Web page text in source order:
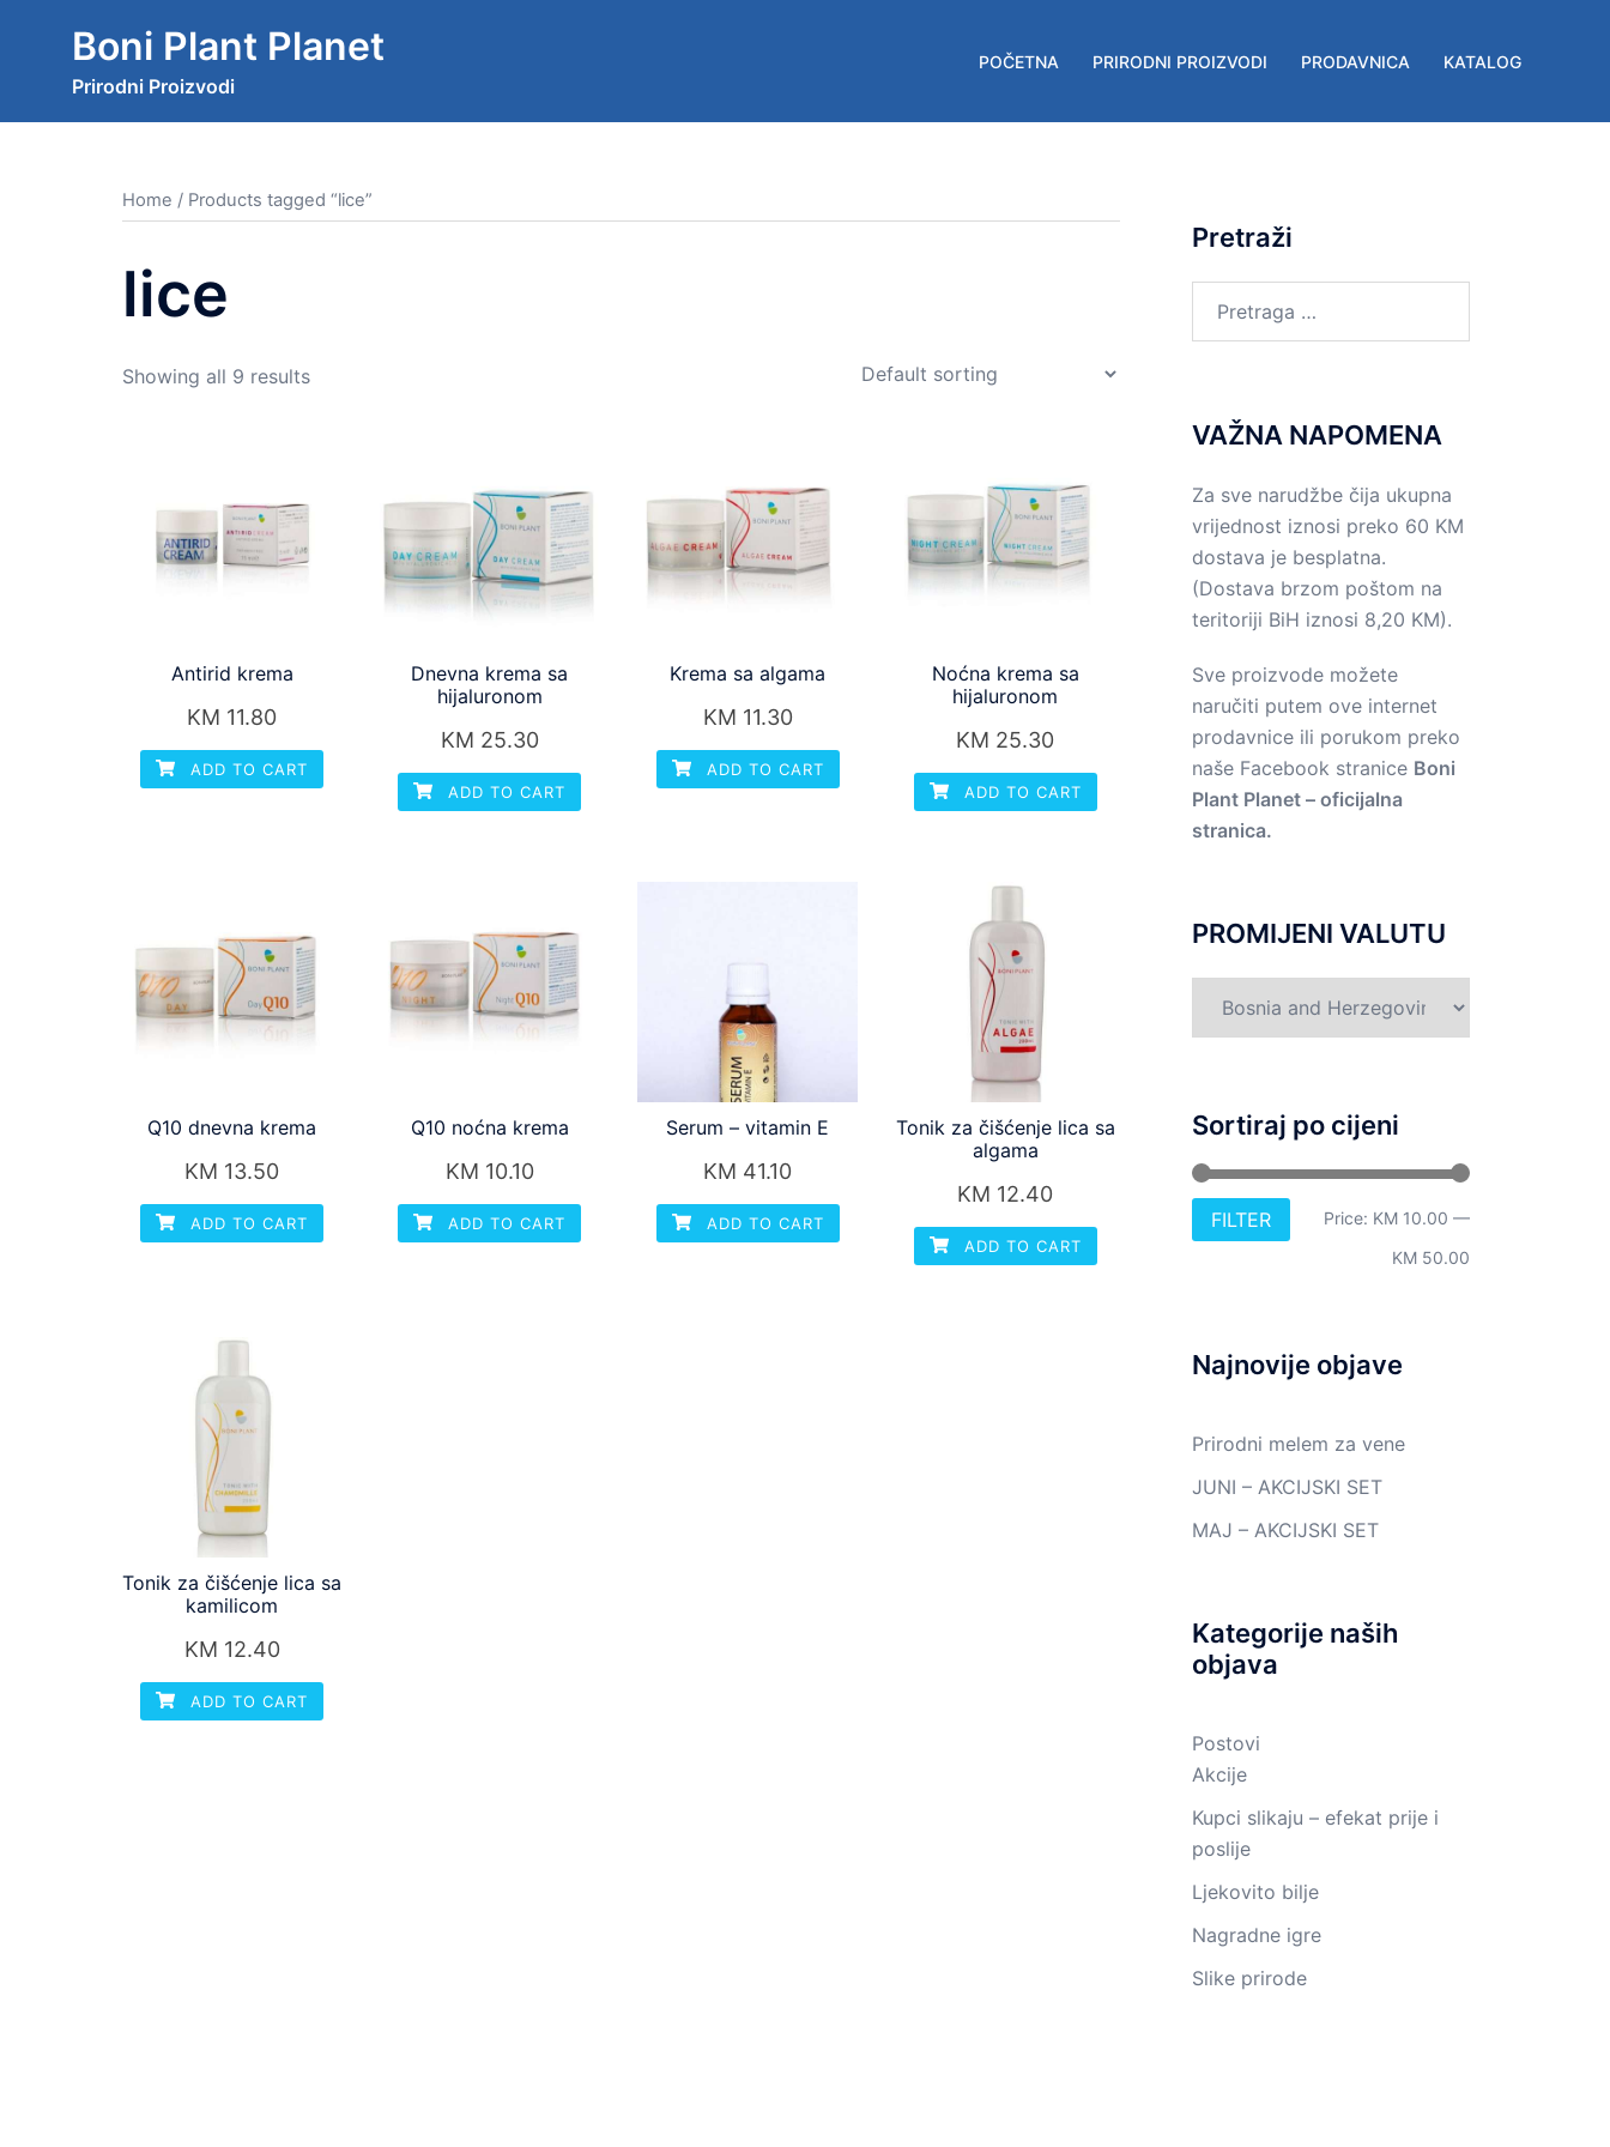
Boni Plant Planet
Prirodni Proizvodi
POČETNA PRIRODNI PROIZVODI PRODAVNICA KATALOG
Home / Products tagged “lice”
lice
Showing all 9 results
Antirid krema
KM 11.80
ADD TO CART
Dnevna krema sa
hijaluronom
KM 25.30
ADD TO CART
Krema sa algama
KM 11.30
ADD TO CART
Noćna krema sa
hijaluronom
KM 25.30
ADD TO CART
Q10 dnevna krema
KM 13.50
ADD TO CART
Q10 noćna krema
KM 10.10
ADD TO CART
Serum – vitamin E
KM 41.10
ADD TO CART
Tonik za čišćenje lica sa
algama
KM 12.40
ADD TO CART
Tonik za čišćenje lica sa
kamilicom
KM 12.40
ADD TO CART
Pretraži
VAŽNA NAPOMENA
Za sve narudžbe čija ukupna
vrijednost iznosi preko 60 KM
dostava je besplatna.
(Dostava brzom poštom na
teritoriji BiH iznosi 8,20 KM).
Sve proizvode možete
naručiti putem ove internet
prodavnice ili porukom preko
naše Facebook stranice Boni
Plant Planet – oficijalna
stranica.
PROMIJENI VALUTU
Sortiraj po cijeni
Min
Max
FILTER Price: KM 10.00 —
KM 50.00
Najnovije objave
Prirodni melem za vene
JUNI – AKCIJSKI SET
MAJ – AKCIJSKI SET
Kategorije naših
objava
Postovi
Akcije
Kupci slikaju – efekat prije i
poslije
Ljekovito bilje
Nagradne igre
Slike prirode